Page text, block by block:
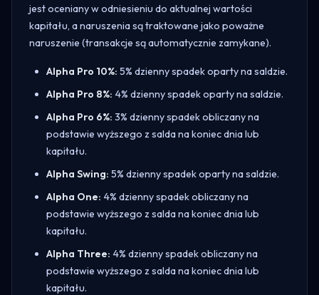
jest oceniany w odniesieniu do aktualnej wartości
kapitału, a naruszenia są traktowane jako poważne
naruszenie (transakcje są automatycznie zamykane).
Alpha Pro 10%: 5% dzienny spadek oparty na saldzie.
Alpha Pro 8%: 4% dzienny spadek oparty na saldzie.
Alpha Pro 6%: 3% dzienny spadek obliczany na
podstawie wyższego z salda na koniec dnia lub
kapitału.
Alpha Swing: 5% dzienny spadek oparty na saldzie.
Alpha One: 4% dzienny spadek obliczany na
podstawie wyższego z salda na koniec dnia lub
kapitału.
Alpha Three: 4% dzienny spadek obliczany na
podstawie wyższego z salda na koniec dnia lub
kapitału.